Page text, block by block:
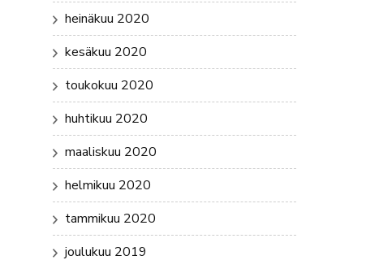
heinäkuu 2020
kesäkuu 2020
toukokuu 2020
huhtikuu 2020
maaliskuu 2020
helmikuu 2020
tammikuu 2020
joulukuu 2019